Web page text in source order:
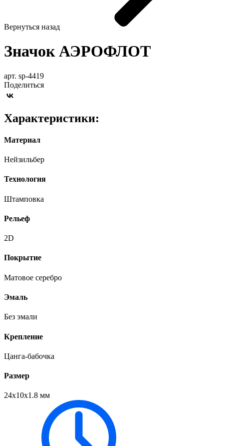
Вернуться назад
Значок АЭРОФЛОТ
арт. sp-4419
Поделиться
Характеристики:
Материал
Нейзильбер
Технология
Штамповка
Рельеф
2D
Покрытие
Матовое серебро
Эмаль
Без эмали
Крепление
Цанга-бабочка
Размер
24х10х1.8 мм